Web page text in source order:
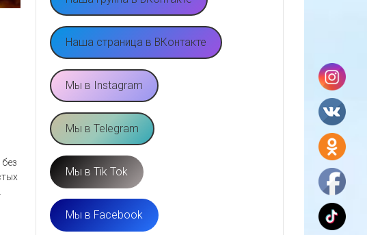
Наша страница в ВКонтакте
Мы в Instagram
Мы в Telegram
Мы в Tik Tok
Мы в Facebook